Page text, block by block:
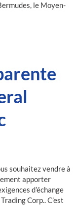
le Moyen-
souhaitez vendre à
apporter
d’échange
Corp.. C’est